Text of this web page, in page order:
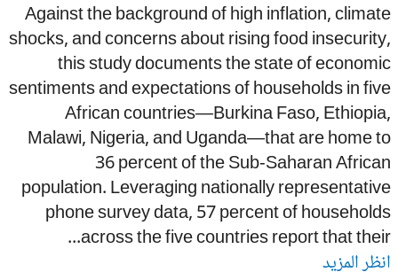
Against the background of high inflation,
shocks, and concerns about rising food
this study documents the state of
sentiments and expectations of households in
African countries—Burkina Faso,
Malawi, Nigeria, and Uganda—that are home
36 percent of the Sub-Saharan
population. Leveraging nationally
phone survey data, 57 percent of
across the five countries report that
المزيد